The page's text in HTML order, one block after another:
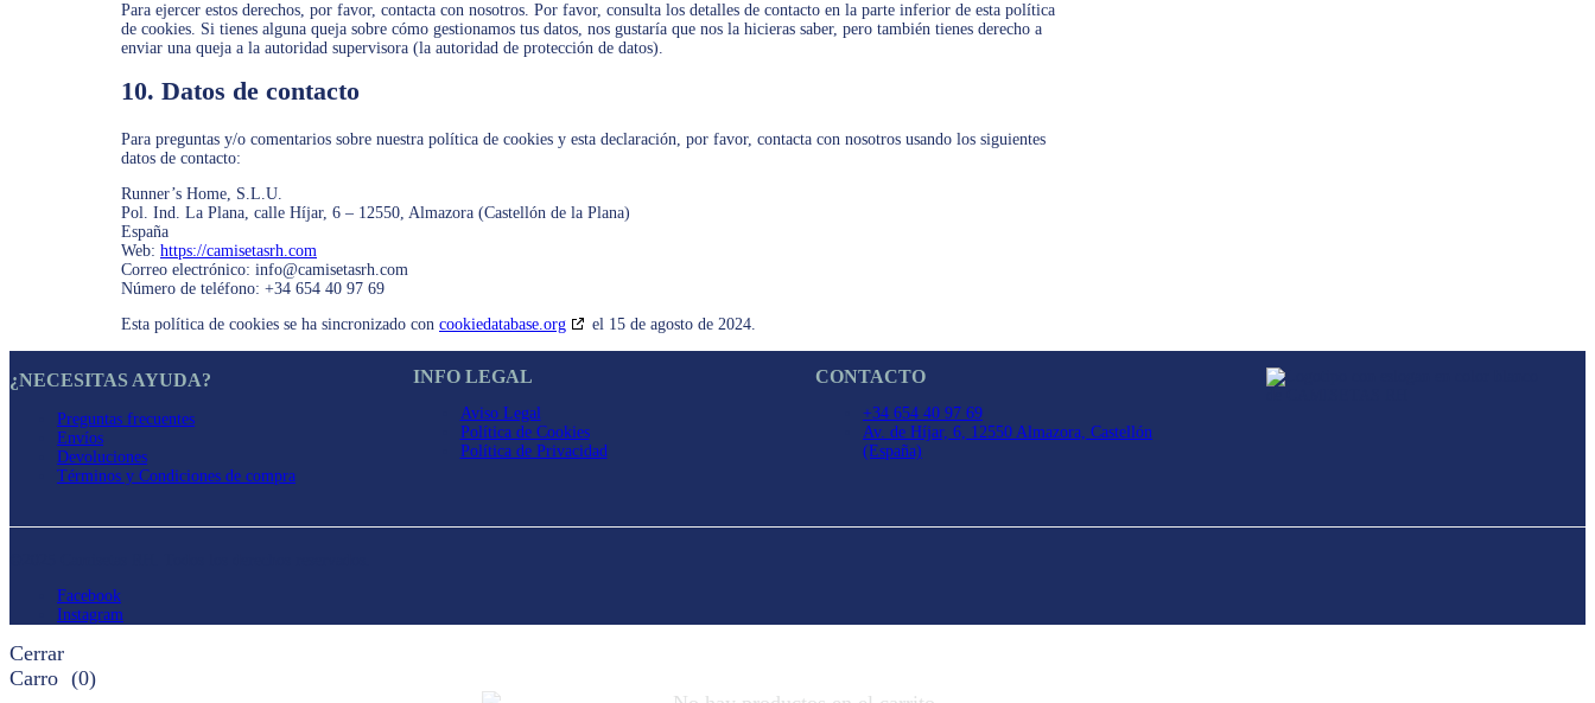
Para ejercer estos derechos, por favor, contacta con nosotros. Por favor, consulta los detalles de contacto en la parte inferior de esta política
de cookies. Si tienes alguna queja sobre cómo gestionamos tus datos, nos gustaría que nos la hicieras saber, pero también tienes derecho a
enviar una queja a la autoridad supervisora (la autoridad de protección de datos).
10. Datos de contacto
Para preguntas y/o comentarios sobre nuestra política de cookies y esta declaración, por favor, contacta con nosotros usando los siguientes
datos de contacto:
Runner’s Home, S.L.U.
Pol. Ind. La Plana, calle Híjar, 6 – 12550, Almazora (Castellón de la Plana)
España
Web: https://camisetasrh.com
Correo electrónico: info@camisetasrh.com
Número de teléfono: +34 654 40 97 69
Esta política de cookies se ha sincronizado con cookiedatabase.org el 15 de agosto de 2024.
¿NECESITAS AYUDA?
Preguntas frecuentes
Envíos
Devoluciones
Términos y Condiciones de compra
INFO LEGAL
Aviso Legal
Política de Cookies
Política de Privacidad
CONTACTO
+34 654 40 97 69
Av. de Híjar, 6, 12550 Almazora, Castellón
(España)
Facebook
Instagram
Cerrar
Carro (0)